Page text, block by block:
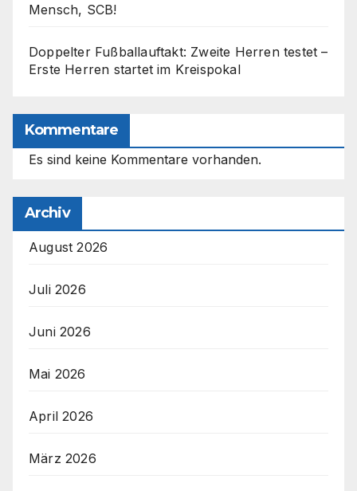
Mensch, SCB!
Doppelter Fußballauftakt: Zweite Herren testet –
Erste Herren startet im Kreispokal
Kommentare
Es sind keine Kommentare vorhanden.
Archiv
August 2026
Juli 2026
Juni 2026
Mai 2026
April 2026
März 2026